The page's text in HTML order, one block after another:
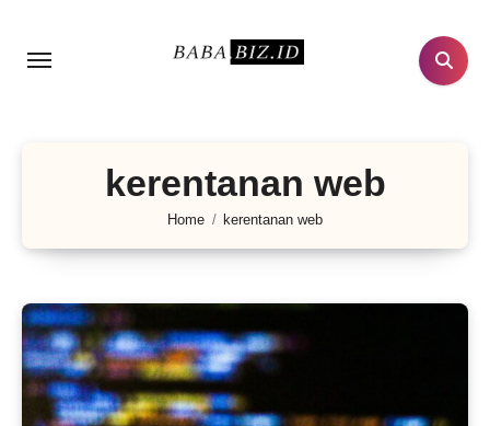
kerentanan web
Home kerentanan web